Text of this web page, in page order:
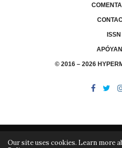
ISSN
© 2016 – 2026
Our site uses cookies. Learn more